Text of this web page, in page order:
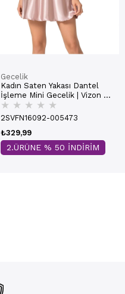
Gecelik
Kadın Saten Yakası Dantel
İşleme Mini Gecelik | Vizon H
005
★ ★ ★ ★ ★
2SVFN16092-005473
₺329,99
2.ÜRÜNE % 50 İNDİRİM